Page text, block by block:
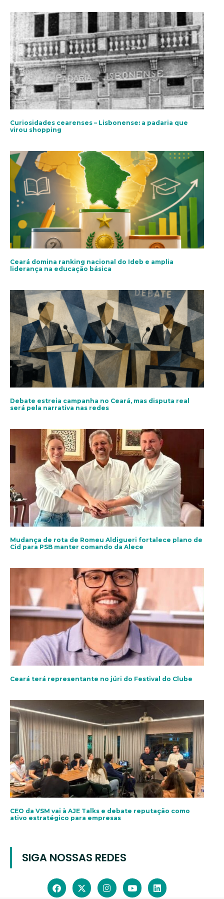
Curiosidades cearenses – Lisbonense: a padaria que
virou shopping
Ceará domina ranking nacional do Ideb e amplia
liderança na educação básica
Debate estreia campanha no Ceará, mas disputa real
será pela narrativa nas redes
Mudança de rota de Romeu Aldigueri fortalece plano de
Cid para PSB manter comando da Alece
Ceará terá representante no júri do Festival do Clube
CEO da VSM vai à AJE Talks e debate reputação como
ativo estratégico para empresas
SIGA NOSSAS REDES